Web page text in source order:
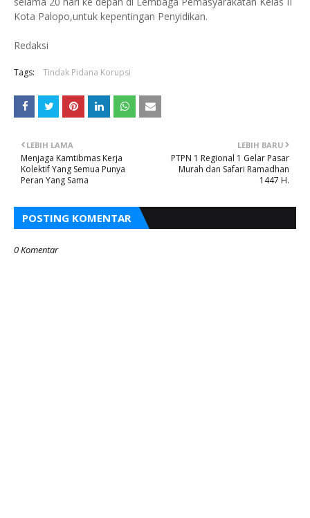
Kota Palopo,untuk kepentingan Penyidikan.
Redaksi
Tags: Tindak Pidana Korupsi
LEBIH BARU
PTPN 1 Regional 1 Gelar Pasar
Murah dan Safari Ramadhan
1447 H.
LEBIH LAMA
Menjaga Kamtibmas Kerja
Kolektif Yang Semua Punya
Peran Yang Sama
POSTING KOMENTAR
0 Komentar